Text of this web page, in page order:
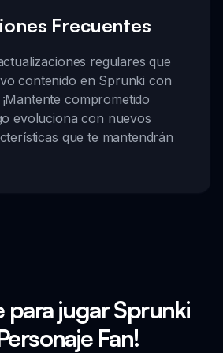
Frecuentes
regulares que
contenido en Sprunki con
comprometido
evoluciona con nuevos
que te mantendrán
para jugar Sprunki
Fan!